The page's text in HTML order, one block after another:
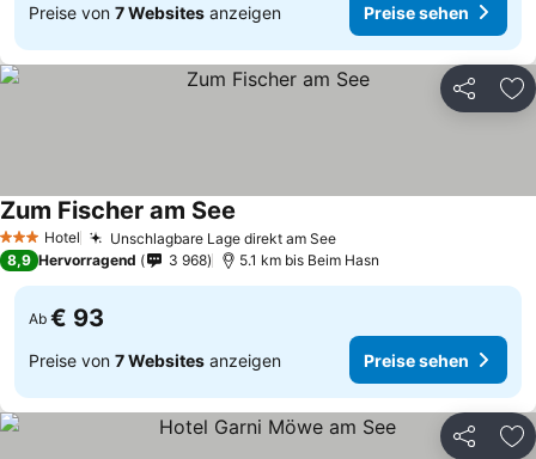
Preise von 7 Websites anzeigen Preise sehen
Teilen
3 SterneHotel Unschlagbare Lage direkt am See
Zum Fischer am See
8,9 Hervorragend 3 968 5.1 km bis Beim Hasn
Ab € 93
Preise von 7 Websites anzeigen Preise sehen
Teilen